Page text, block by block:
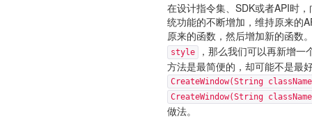
在设计指令集、SDK或者API时
统功能的不断增加，维持原来的
原来的函数，然后增加新的函数
style
，那么我们可以再新增一
方法是最简便的，却可能不是最
CreateWindow(String
CreateWindow(String
做法。